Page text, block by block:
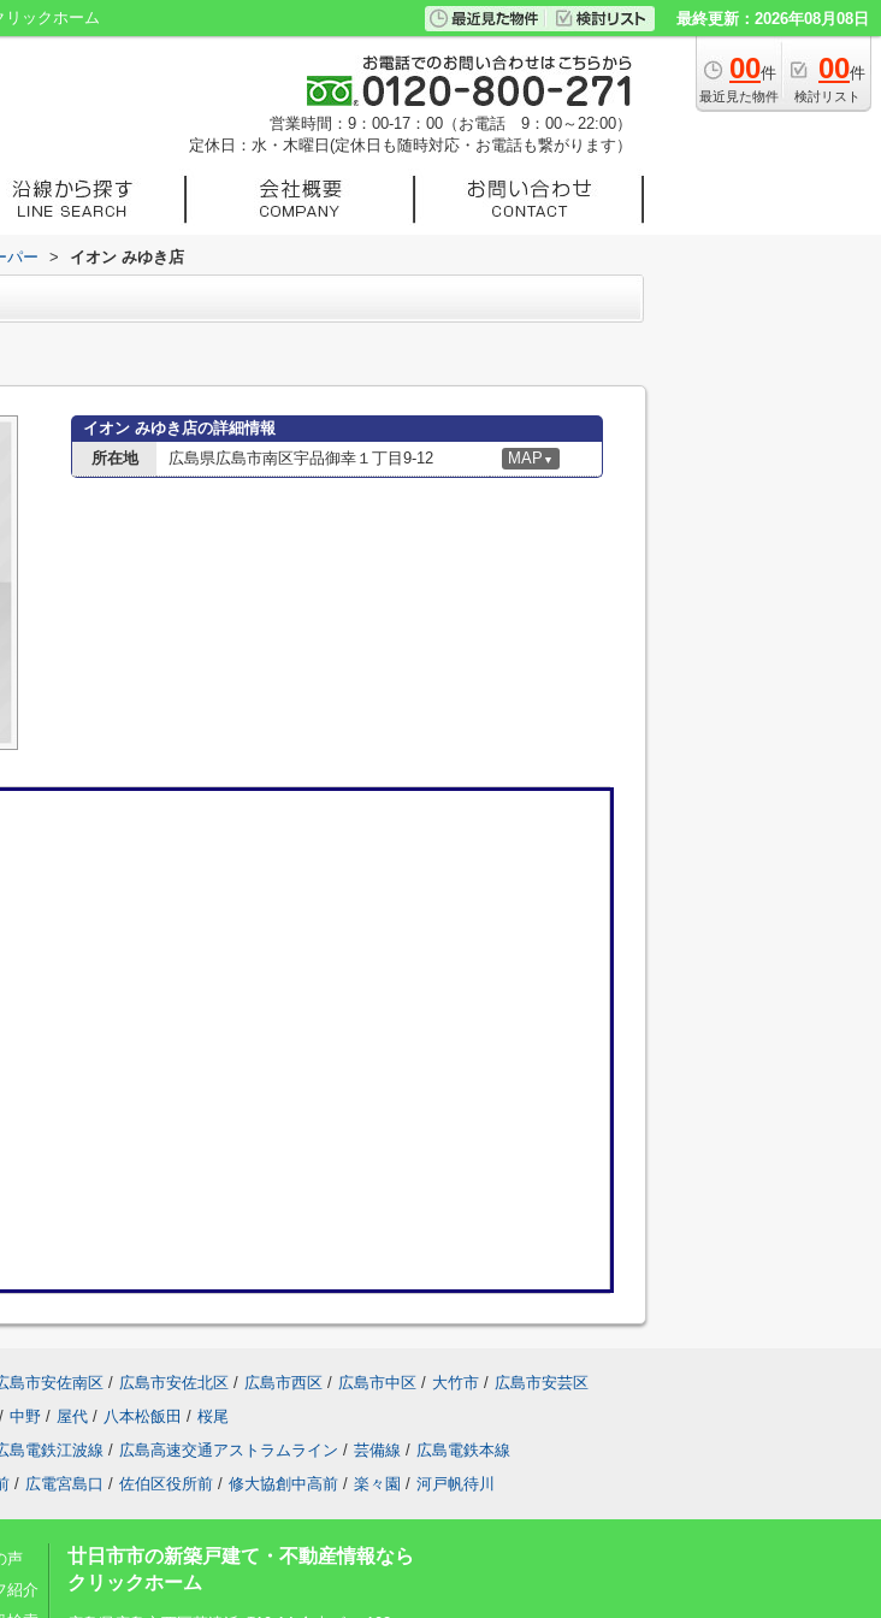
リックホーム 最終更新：2026年08月08日
00件
最近見た物件
00件
検討リスト
営業時間：9：00-17：00（お電話 9：00～22:00）
定休日：水・木曜日(定休日も随時対応・お電話も繋がります）
パー > イオン みゆき店
イオン みゆき店の詳細情報
所在地
広島県広島市南区宇品御幸１丁目9-12 MAP ▼
島市安佐南区 / 広島市安佐北区 / 広島市西区 / 広島市中区 / 大竹市 / 広島市安芸区
/ 中野 / 屋代 / 八本松飯田 / 桜尾
島電鉄江波線 / 広島高速交通アストラムライン / 芸備線 / 広島電鉄本線
/ 広電宮島口 / 佐伯区役所前 / 修大協創中高前 / 楽々園 / 河戸帆待川
声
紹介
廿日市市の新築戸建て・不動産情報なら
クリックホーム